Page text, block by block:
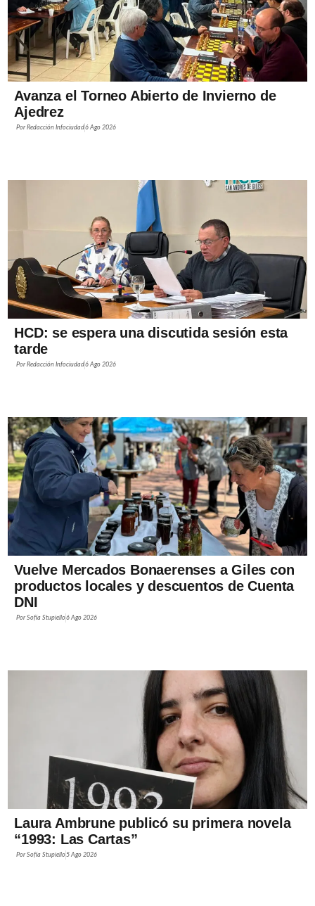
Avanza el Torneo Abierto de Invierno de
Ajedrez
PorRedacción Infociudad6 Ago 2026
HCD: se espera una discutida sesión esta
tarde
PorRedacción Infociudad6 Ago 2026
Vuelve Mercados Bonaerenses a Giles con
productos locales y descuentos de Cuenta
DNI
PorSofía Stupiello6 Ago 2026
Laura Ambrune publicó su primera novela
“1993: Las Cartas”
PorSofía Stupiello5 Ago 2026